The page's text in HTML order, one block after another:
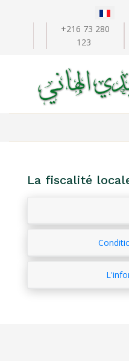
Sélectionnez votre langue
+216 73 280
123
La fiscalité